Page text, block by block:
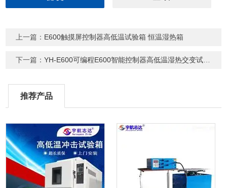
上一篇： E600触摸屏控制器高低温试验箱 恒温湿热箱
下一篇：YH-E600可编程E600智能控制器高低温湿热交变试验箱
推荐产品